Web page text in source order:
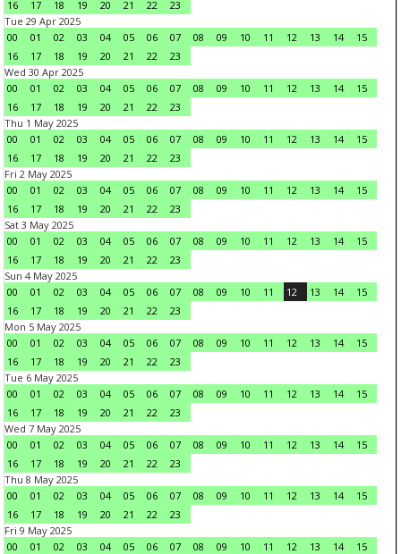
16 17 18 19 20 21 22
23
Tue 29 Apr 2025
00
01 02 03 04 05 06 07 08 09 10 11 12 13 14
15
16
17 18 19 20 21 22
23
Wed 30 Apr 2025
00
01 02 03 04 05 06 07 08 09 10 11 12 13 14
15
16
17 18 19 20 21 22
23
Thu 1 May 2025
00
01 02 03 04 05 06 07 08 09 10 11 12 13 14
15
16
17 18 19 20 21 22
23
Fri 2 May 2025
00
01 02 03 04 05 06 07 08 09 10 11 12 13 14
15
16
17 18 19 20 21 22
23
Sat 3 May 2025
00
01 02 03 04 05 06 07 08 09 10 11 12 13 14
15
16
17 18 19 20 21 22
23
Sun 4 May 2025
00
01 02 03 04 05 06 07 08 09 10 11 12 13 14
15
16
17 18 19 20 21 22
23
Mon 5 May 2025
00
01 02 03 04 05 06 07 08 09 10 11 12 13 14
15
16
17 18 19 20 21 22
23
Tue 6 May 2025
00
01 02 03 04 05 06 07 08 09 10 11 12 13 14
15
16
17 18 19 20 21 22
23
Wed 7 May 2025
00
01 02 03 04 05 06 07 08 09 10 11 12 13 14
15
16
17 18 19 20 21 22
23
Thu 8 May 2025
00
01 02 03 04 05 06 07 08 09 10 11 12 13 14
15
16
17 18 19 20 21 22
23
Fri 9 May 2025
00
01 02 03 04 05 06 07 08 09 10 11 12 13 14
15